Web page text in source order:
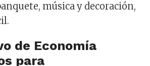
música y decoración,
de Economía